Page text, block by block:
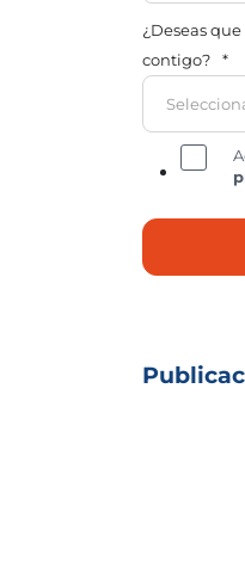
¿Deseas
contigo?
*